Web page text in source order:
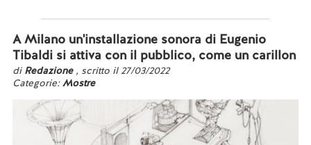
A Milano un'installazione sonora di Eugenio
Tibaldi si attiva con il pubblico, come un carillon
di Redazione , scritto il 27/03/2022
Categorie:Mostre